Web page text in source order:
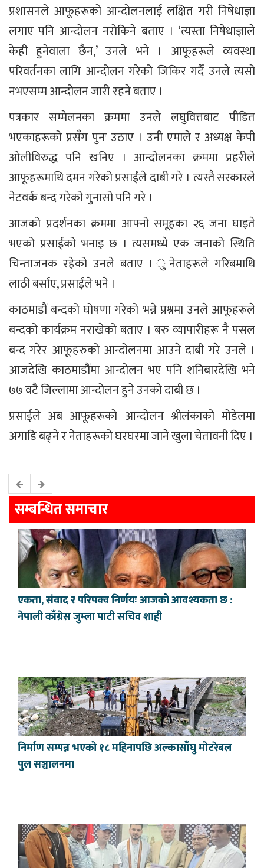
प्रशासनले आफूहरूको आन्दोलनलाई लक्षित गरी निषेधाज्ञा
लगाए पनि आन्दोलन नरोकिने बताए । ‘त्यस्ता निषेधाज्ञाले
केही हुनेवाला छैन,’ उनले भने । आफूहरूले व्यवस्था
परिवर्तनका लागि आन्दोलन गरेको जिकिर गर्दै उनले त्यसो
नभएसम्म आन्दोलन जारी रहने बताए ।
पत्रकार सम्मेलनका क्रममा उनले लघुवित्तबाट पीडित
भएकाहरूको प्रसँग पुनः उठाए । उनी एमाले र अध्यक्ष केपी
ओलीविरुद्ध पनि खनिए । आन्दोलनका क्रममा प्रहरीले
आफूहरूमाथि दमन गरेको प्रसाईंले दाबी गरे । त्यस्तै सरकारले
नेटवर्क बन्द गरेको गुनासो पनि गरे ।
आजको प्रदर्शनका क्रममा आफ्नो समूहका २६ जना घाइते
भएको प्रसाईंको भनाइ छ । त्यसमध्ये एक जनाको स्थिति
चिन्ताजनक रहेको उनले बताए । ुनेताहरूले गरिबमाथि
लाठी बर्साए, प्रसाईंले भने ।
काठमाडौं बन्दको घोषणा गरेको भन्ने प्रश्नमा उनले आफूहरूले
बन्दको कार्यक्रम नराखेको बताए । बरु व्यापारीहरू नै पसल
बन्द गरेर आफूहरुको आन्दोलनमा आउने दाबी गरे उनले ।
आजदेखि काठमाडौंमा आन्दोलन भए पनि शनिबारदेखि भने
७७ वटै जिल्लामा आन्दोलन हुने उनको दाबी छ ।
प्रसाईले अब आफूहरूको आन्दोलन श्रीलंकाको मोडेलमा
अगाडि बढ्ने र नेताहरूको घरघरमा जाने खुला चेतावनी दिए ।
सम्बन्धित समाचार
एकता, संवाद र परिपक्व निर्णयः आजको आवश्यकता छ :
नेपाली काँग्रेस जुम्ला पाटी सचिव शाही
निर्माण सम्पन्न भएको १८ महिनापछि अल्कासाँघु मोटरेबल
पुल सञ्चालनमा